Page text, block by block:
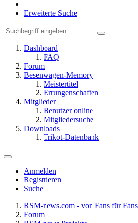
Erweiterte Suche
Dashboard
FAQ
Forum
Besenwagen-Memory
Meistertitel
Errungenschaften
Mitglieder
Benutzer online
Mitgliedersuche
Downloads
Trikot-Datenbank
Anmelden
Registrieren
Suche
RSM-news.com - von Fans für Fans
Forum